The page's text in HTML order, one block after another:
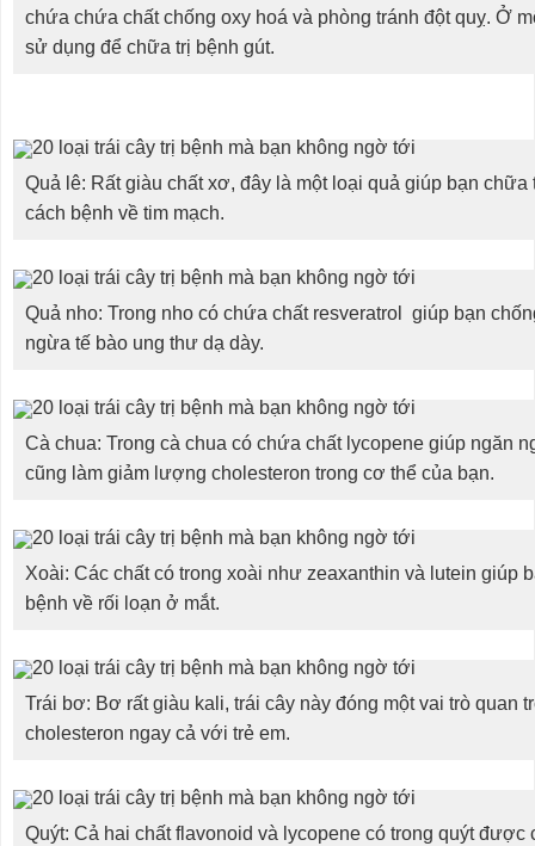
chứa chứa chất chống oxy hoá và phòng tránh đột quỵ. Ở
sử dụng để chữa trị bệnh gút.
Quả lê: Rất giàu chất xơ, đây là một loại quả giúp bạn
cách bệnh về tim mạch.
Quả nho: Trong nho có chứa chất resveratrol giúp bạn
ngừa tế bào ung thư dạ dày.
Cà chua: Trong cà chua có chứa chất lycopene giúp ngăn
cũng làm giảm lượng cholesteron trong cơ thể của bạn.
Xoài: Các chất có trong xoài như zeaxanthin và lutein giúp
bệnh về rối loạn ở mắt.
Trái bơ: Bơ rất giàu kali, trái cây này đóng một vai trò quan
cholesteron ngay cả với trẻ em.
Quýt: Cả hai chất flavonoid và lycopene có trong quýt được